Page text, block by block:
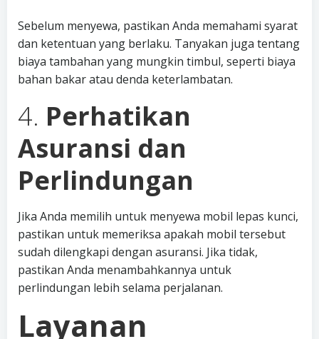
Sebelum menyewa, pastikan Anda memahami syarat
dan ketentuan yang berlaku. Tanyakan juga tentang
biaya tambahan yang mungkin timbul, seperti biaya
bahan bakar atau denda keterlambatan.
4. Perhatikan
Asuransi dan
Perlindungan
Jika Anda memilih untuk menyewa mobil lepas kunci,
pastikan untuk memeriksa apakah mobil tersebut
sudah dilengkapi dengan asuransi. Jika tidak,
pastikan Anda menambahkannya untuk
perlindungan lebih selama perjalanan.
Layanan